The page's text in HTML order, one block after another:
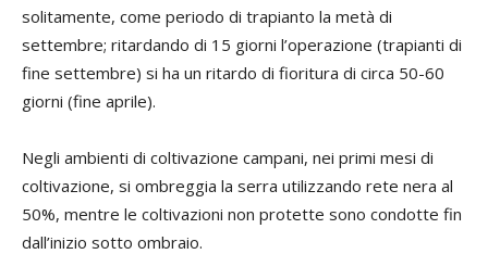
solitamente, come periodo di trapianto la metà di
settembre; ritardando di 15 giorni l’operazione (trapianti di
fine settembre) si ha un ritardo di fioritura di circa 50-60
giorni (fine aprile).
Negli ambienti di coltivazione campani, nei primi mesi di
coltivazione, si ombreggia la serra utilizzando rete nera al
50%, mentre le coltivazioni non protette sono condotte fin
dall’inizio sotto ombraio.